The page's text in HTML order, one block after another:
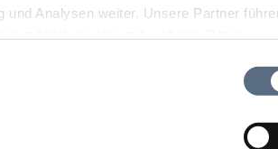
und Analysen weiter. Unsere Partner
der Dienste gesammelt haben.